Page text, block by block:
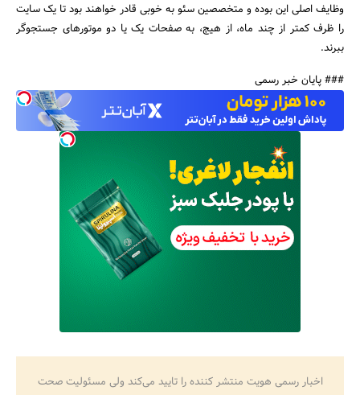
وظایف اصلی این بوده و متخصصین سئو به خوبی قادر خواهند بود تا یک سایت
را ظرف کمتر از چند ماه، از هیچ، به صفحات یک یا دو موتورهای جستجوگر
ببرند.
### پایان خبر رسمی
اخبار رسمی هویت منتشر کننده را تایید می‌کند ولی مسئولیت صحت